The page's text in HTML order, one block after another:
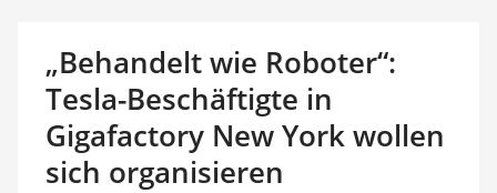
„Behandelt wie Roboter“:
Tesla-Beschäftigte in
Gigafactory New York wollen
sich organisieren